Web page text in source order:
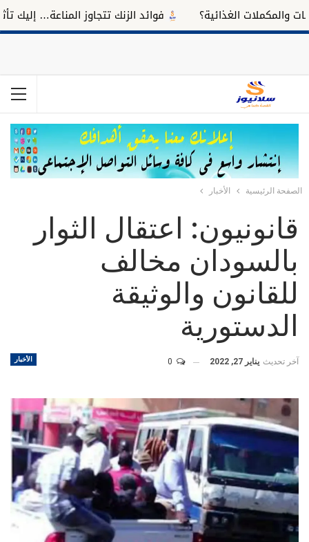
الغذائية؟ فوائد الزنك تتجاوز المناعة… إليك تأثيره
الصفحة الرئيسية الأخبار
قانونيون: اعتقال الثوار
بالسودان مخالف
للقانون والوثيقة
الدستورية
الأخبار آخر تحديث يناير 27, 2022